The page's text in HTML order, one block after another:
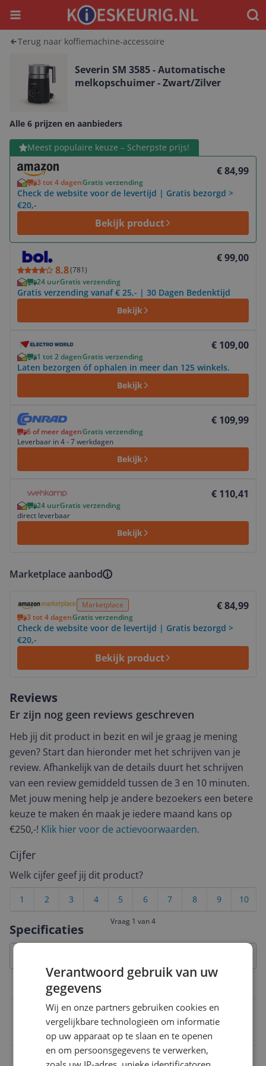
Menu
Terug naar koffiemachine-accessoire
Severin SM 3585 - Automatische
melkopschuimer - Zwart/Zilver
Alle 6 prijzen en aanbieders
Meest populaire keuze – Scherpste prijs!
€ 84,99
3 tot 4 dagenGratis verzending
Check de website voor de levertijd | Gratis bezorgd >
€20,-
Bekijk product
Bekijk product
8.8(781)
€ 99,00
24 uurGratis verzending
Gratis verzending vanaf € 25,- | 30 Dagen Bedenktijd
Bekijk
Bekijk product
€ 109,00
1 tot 2 dagenGratis verzending
Laten bezorgen óf ophalen in meer dan 125 winkels.
Bekijk
€ 109,99
6 of meer dagenGratis verzending
Leverbaar in 4 - 7 werkdagen
Bekijk
Bekijk product
€ 110,41
24 uurGratis verzending
direct leverbaar
Bekijk
Marketplace aanbod
Marketplace € 84,99
3 tot 4 dagenGratis verzending
Check de website voor de levertijd | Gratis bezorgd >
€20,-
Bekijk product
Specificaties
Belangrijkste kenmerken
Capaciteit opschuimen
Reviews
Er zijn nog geen reviews geschreven
Heb jij dit product in bezit en wil je graag je mening
geven? Start dan hieronder met het schrijven van je
review. Afhankelijk van de details duurt het schrijven
van een review gemiddeld tussen de 3 en 10 minuten.
Met jouw mening help je andere bezoekers een betere
keuze te maken én maak je iedere maand kans op
€250,-! Klik hier voor de actievoorwaarden.
Cijfer
Welk cijfer geef jij dit product?
10
9
8
7
6
5
4
3
2
1
Vraag 1 van 4
Verantwoord gebruik van uw
gegevens
Wij en onze partners gebruiken cookies en
vergelijkbare technologieën om informatie
op uw apparaat op te slaan en te openen
en om persoonsgegevens te verwerken,